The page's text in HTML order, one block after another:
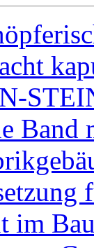
Band
im